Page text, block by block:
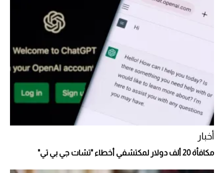
أغلى 10 عطور في العالم للرجال تمنحك فخامة
استثنائية
Comeback" في جدة (فيديو)
2026-07-25
"بوجاتي ميسترال" الاستثنائية للبيع في مزاد
مونتيري
2026-07-23
أخبار
مكافأة 20 ألف دولار لمكتشفي أخطاء "تشات جي بي تي"